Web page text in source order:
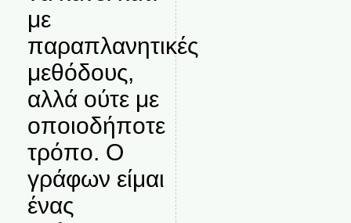
με
παραπλανητικές
μεθόδους,
αλλά ούτε με
οποιοδήποτε
τρόπο. Ο
γράφων είμαι
ένας